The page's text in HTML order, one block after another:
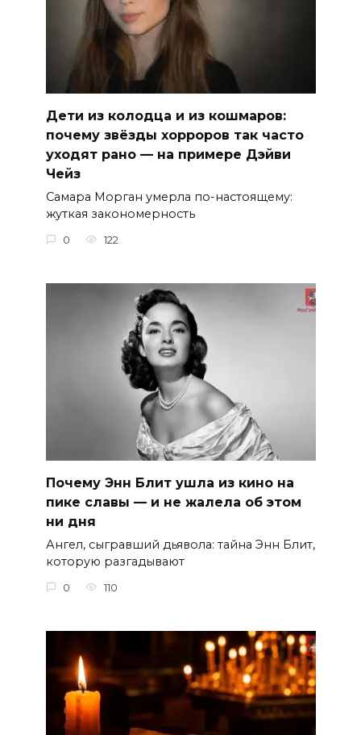
Дети из колодца и из кошмаров:
почему звёзды хорроров так часто
уходят рано — на примере Дэйви
Чейз
Самара Морган умерла по-настоящему:
жуткая закономерность
0 122
Почему Энн Блит ушла из кино на
пике славы — и не жалела об этом
ни дня
Ангел, сыгравший дьявола: тайна Энн Блит,
которую разгадывают
0 110